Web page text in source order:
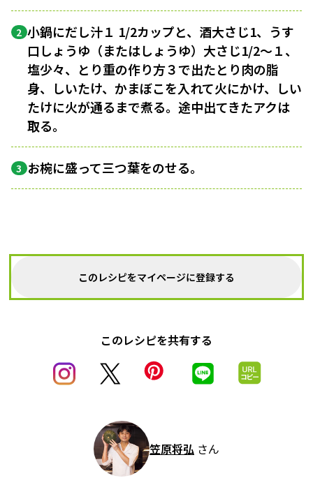
2 小鍋にだし汁１ 1/2カップと、酒大さじ1、うす
口しょうゆ（またはしょうゆ）大さじ1/2〜１、
塩少々、とり重の作り方３で出たとり肉の脂
身、しいたけ、かまぼこを入れて火にかけ、しい
たけに火が通るまで煮る。途中出てきたアクは
取る。
3 お椀に盛って三つ葉をのせる。
このレシピをマイページに登録する
このレシピを共有する
笠原将弘 さん